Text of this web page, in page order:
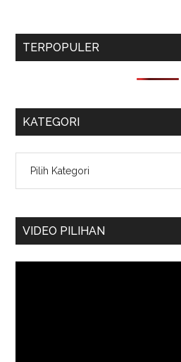
TERPOPULER
KATEGORI
VIDEO PILIHAN